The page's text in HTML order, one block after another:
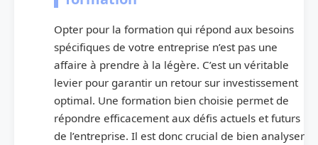
Opter pour la formation qui répond aux besoins
spécifiques de votre entreprise n’est pas une
affaire à prendre à la légère. C’est un véritable
levier pour garantir un retour sur investissement
optimal. Une formation bien choisie permet de
répondre efficacement aux défis actuels et futurs
de l’entreprise. Il est donc crucial de bien analyser